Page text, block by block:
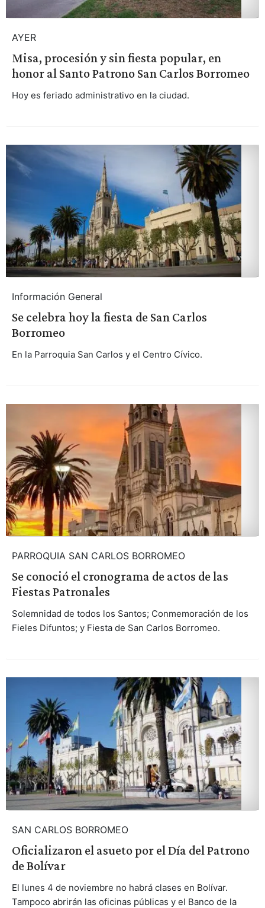
AYER
Misa, procesión y sin fiesta popular, en
honor al Santo Patrono San Carlos Borromeo
Hoy es feriado administrativo en la ciudad.
Información General
Se celebra hoy la fiesta de San Carlos
Borromeo
En la Parroquia San Carlos y el Centro Cívico.
PARROQUIA SAN CARLOS BORROMEO
Se conoció el cronograma de actos de las
Fiestas Patronales
Solemnidad de todos los Santos; Conmemoración de los
Fieles Difuntos; y Fiesta de San Carlos Borromeo.
SAN CARLOS BORROMEO
Oficializaron el asueto por el Día del Patrono
de Bolívar
El lunes 4 de noviembre no habrá clases en Bolívar.
Tampoco abrirán las oficinas públicas y el Banco de la